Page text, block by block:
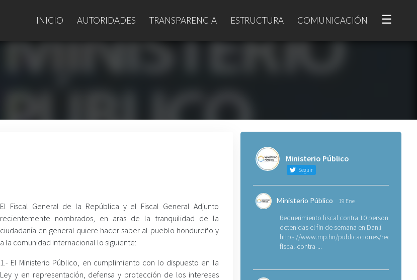
INICIO AUTORIDADES TRANSPARENCIA ESTRUCTURA COMUNICACIÓN ☰
El Fiscal General de la República y el Fiscal General Adjunto
recientemente nombrados, en aras de la tranquilidad de la
ciudadanía en general quiere hacer saber al pueblo hondureño y
a la comunidad internacional lo siguiente:
1.- El Ministerio Público, en cumplimiento con lo dispuesto en la
Ley y en representación, defensa y protección de los intereses
Ministerio Público
Seguir
Ministerio Público 19 Ene
Requerimiento fiscal contra 10 personas
detenidas el fin de semana en Danlí
https://www.mp.hn/publicaciones/
fiscal-contra-...